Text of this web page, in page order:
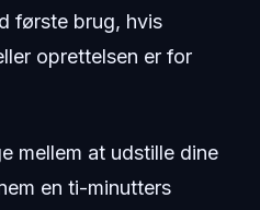
første brug, hvis
oprettelsen er for
mellem at udstille dine
en ti-minutters